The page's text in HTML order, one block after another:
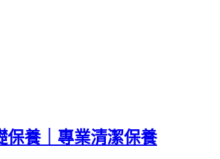
保養｜專業清潔保養